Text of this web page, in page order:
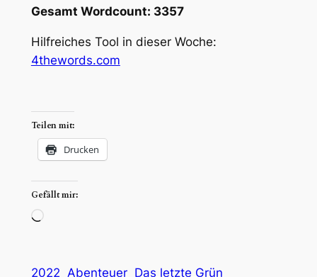
Gesamt Wordcount: 3357
Hilfreiches Tool in dieser Woche:
4thewords.com
Teilen mit:
Drucken
Gefällt mir:
Wird
2022 Abenteuer Das letzte Grün